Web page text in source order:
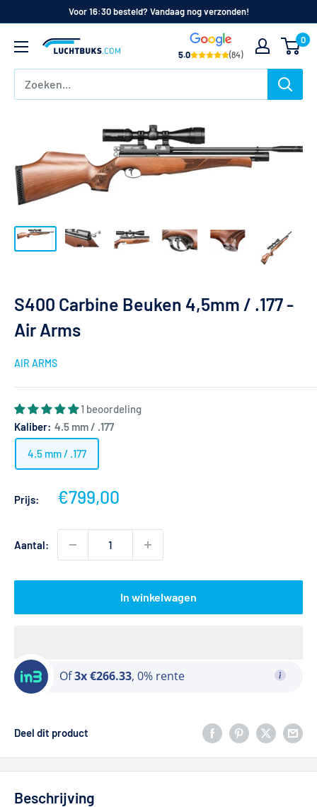
inhoud
Voor 16:30 besteld? Vandaag nog verzonden!
Luchtbuks.com
5.0 (84)
0
S400 Carbine Beuken 4,5mm / .177 -
Air Arms
AIR ARMS
1 beoordeling
Kaliber: 4.5 mm / .177
4.5 mm / .177
Prijs: Actieprijs
€799,00
Aantal:
In winkelwagen
Of3x €266.33, 0% rente
Deel dit product
Beschrijving